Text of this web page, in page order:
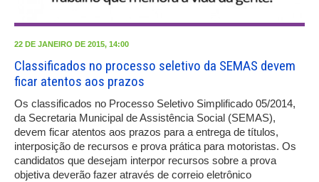
22 DE JANEIRO DE 2015, 14:00
Classificados no processo seletivo da SEMAS devem
ficar atentos aos prazos
Os classificados no Processo Seletivo Simplificado 05/2014,
da Secretaria Municipal de Assistência Social (SEMAS),
devem ficar atentos aos prazos para a entrega de títulos,
interposição de recursos e prova prática para motoristas. Os
candidatos que desejam interpor recursos sobre a prova
objetiva deverão fazer através de correio eletrônico